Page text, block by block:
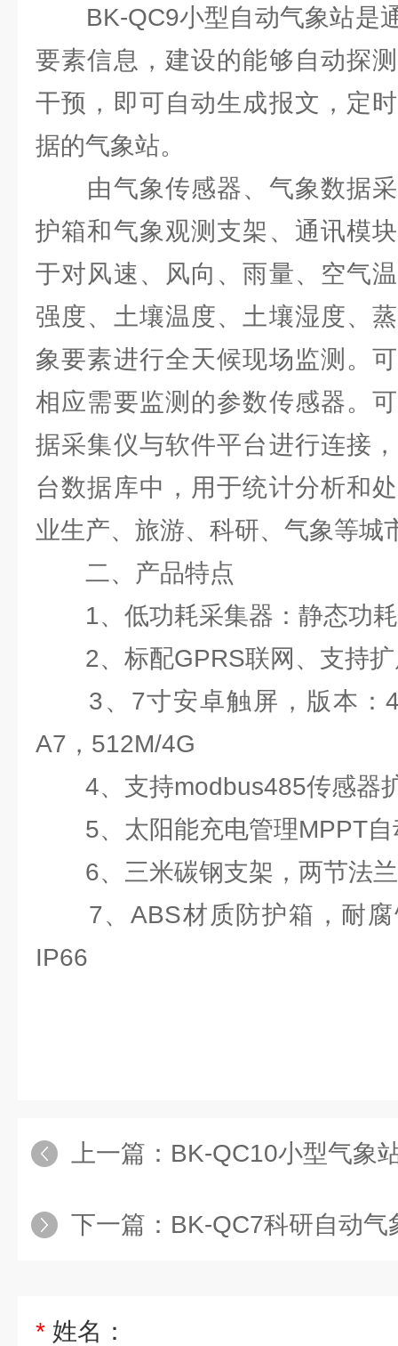
BK-QC9小型自动气象站是
要素信息，建设的能够自动探
干预，即可自动生成报文，定
据的气象站。
由气象传感器、气象数据采
护箱和气象观测支架、通讯模
于对风速、风向、雨量、空气
强度、土壤温度、土壤湿度、
象要素进行全天候现场监测。
相应需要监测的参数传感器。
据采集仪与软件平台进行连接
台数据库中，用于统计分析和
业生产、旅游、科研、气象等城
二、产品特点
1、低功耗采集器：静态功耗
2、标配GPRS联网、支持扩
3、7寸安卓触屏，版本：
A7，512M/4G
4、支持modbus485传感器
5、太阳能充电管理MPPT自
6、三米碳钢支架，两节法兰
7、ABS材质防护箱，耐腐
IP66
上一篇： BK-QC10小型气象
下一篇： BK-QC7科研自动气
* 姓名：